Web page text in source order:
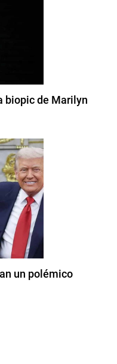
biopic de Marilyn
un polémico